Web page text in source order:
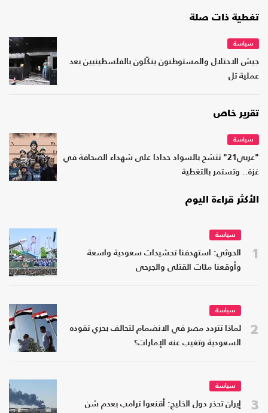
تغطية ذات صلة
سياسة
جيش الاحتلال والمستوطنون ينكّلون بالفلسطينيين بعد
عملية تل
تقرير خاص
سياسة
"عربي21" تتشح بالسواد حدادا على شهداء الصحافة في
غزة.. وتستمر بالتغطية
الأكثر قراءة اليوم
1
سياسة
الحوثي: استهدفنا تحشيدات سعودية واسعة
وأوقعنا مئات القتلى والجرحى
2
سياسة
لماذا تتردد مصر في الانضمام لتحالف بحري تقوده
السعودية وتغيب عنه الإمارات؟
3
سياسة
إيران تحذر دول الخليج: أقنعوا ترامب بعدم شن